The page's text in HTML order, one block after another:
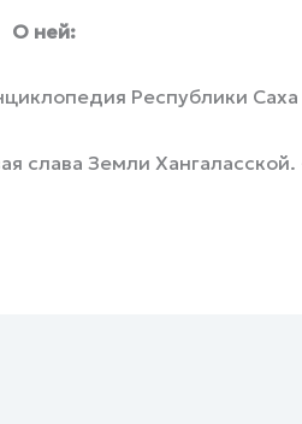
О ней:
Республики
слава Земли